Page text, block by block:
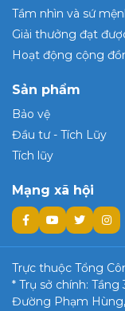
Tầm nhìn và sứ
Giải thưởng đạt
Hoạt động cộng
Sản phẩm
Bảo vệ
Đầu tư - Tích Lũy
Tích lũy
Mạng xã hội
Trực thuộc Tổng
* Trụ sở chính:
Đường Phạm